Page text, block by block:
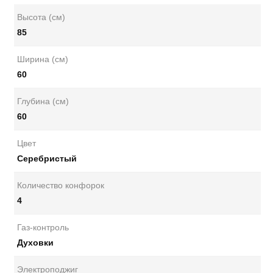
Высота (см)
85
Ширина (см)
60
Глубина (см)
60
Цвет
Серебристый
Количество конфорок
4
Газ-контроль
Духовки
Электроподжиг